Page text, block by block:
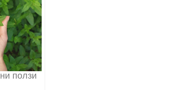
ползи